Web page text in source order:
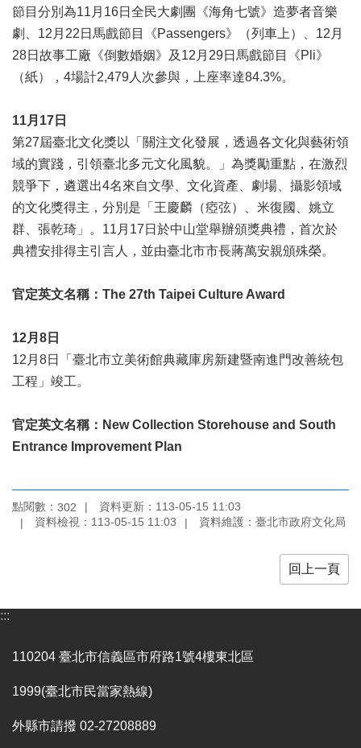
府
公
開
資
訊
作
權
聲
明
隱
私
權
保
政
資
訊
安
策
網
站
資
相
連
節目分別為11月16日全民大劇團《海角七號》造夢者音樂
劇、12月22日馬戲節目《Passengers》（列車上）、12月
28日故事工廠《倒數婚姻》及12月29日馬戲節目《Pli》
（紙），4場計2,479人次參與，上座率達84.3%。
11月17日
第27屆臺北文化獎以「關注文化發展，透過各文化與藝術領
域的實踐，引領臺北多元文化風貌。」為獎勵重點，在激烈
競爭下，遴選出4名來自文學、文化資產、劇場、攝影領域
的文化獎得主，分別是「王慶麟（瘂弦）、米復國、姚立
群、張乾琦」。11月17日於中山堂舉辦頒獎典禮，首次於
典禮安排得主引言人，並由臺北市市長蔣萬安親頒殊榮。
官定英文名稱：The 27th Taipei Culture Award
12月8日
12月8日「臺北市立美術館典藏庫房新建暨南進門改善統包
工程」竣工。
官定英文名稱：New Collection Storehouse and South
Entrance Improvement Plan
點閱數： 302
資料更新：113-05-15 11:03
資料檢視：113-05-15 11:03
資料維護：臺北市政府文化局
回上一頁
:::
110204 臺北市信義區市府路1號4樓東北區
1999(臺北市民當家熱線)
外縣市請撥 02-27208889